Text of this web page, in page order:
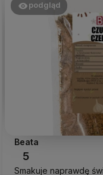
podgląd
Beata
5
Smakuje naprawdę